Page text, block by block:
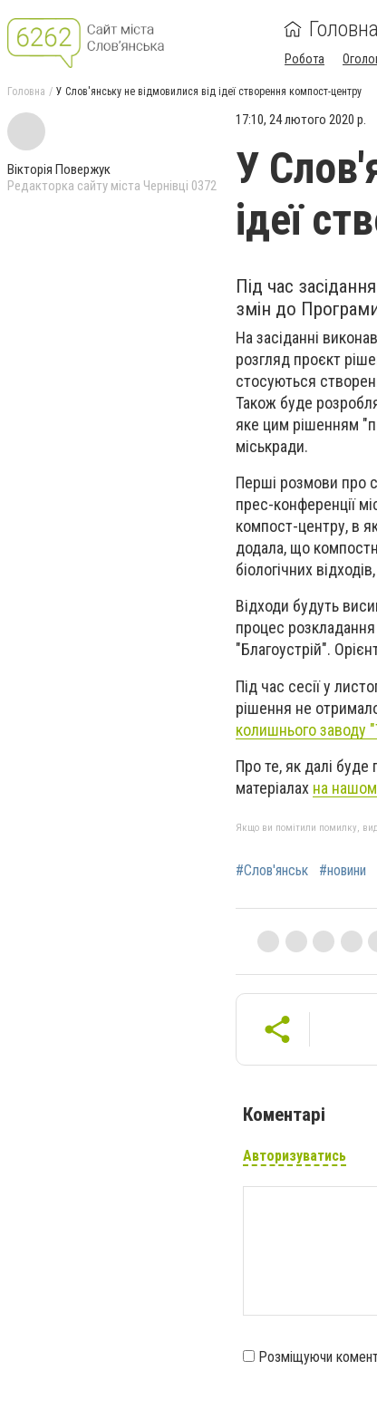
Головна
Робота
Головна У Слов'янську не відмовилися від ідеї створення компост-центру
Вікторія Повержук
Редакторка сайту міста Чернівці 0372
17:10, 24 лютого 2020 р.
У
ідеї
Під час
змін до
На засіданні
розгляд проєкт
стосуються
Також буде
яке цим рішенням
міськради.
Перші розмови про
прес-конференції
компост-центру, в
додала, що
біологічних
Відходи будуть
процес
"Благоустрій".
Під час сесії у
рішення не
колишнього заводу
Про те, як далі
матеріалах на
Якщо ви помітили помилку,
#Слов'янськ #новини
Коментарі
Авторизуватись
Розміщуючи